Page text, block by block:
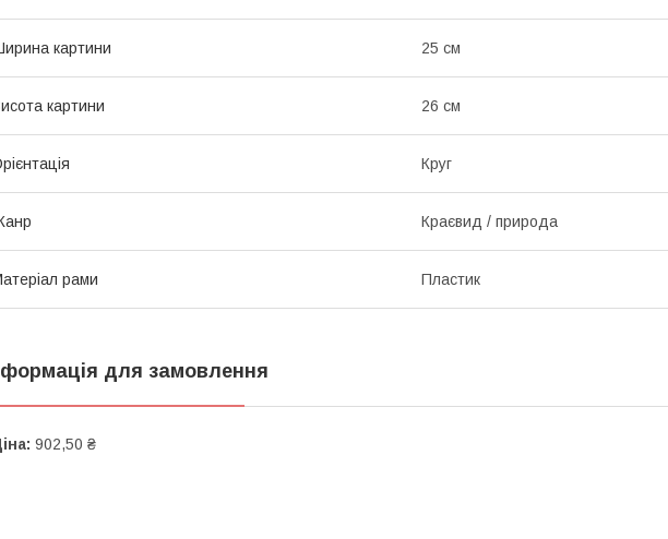
картини 25 см
картини 26 см
Круг
Краєвид / природа
рами Пластик
для замовлення
902,50 ₴